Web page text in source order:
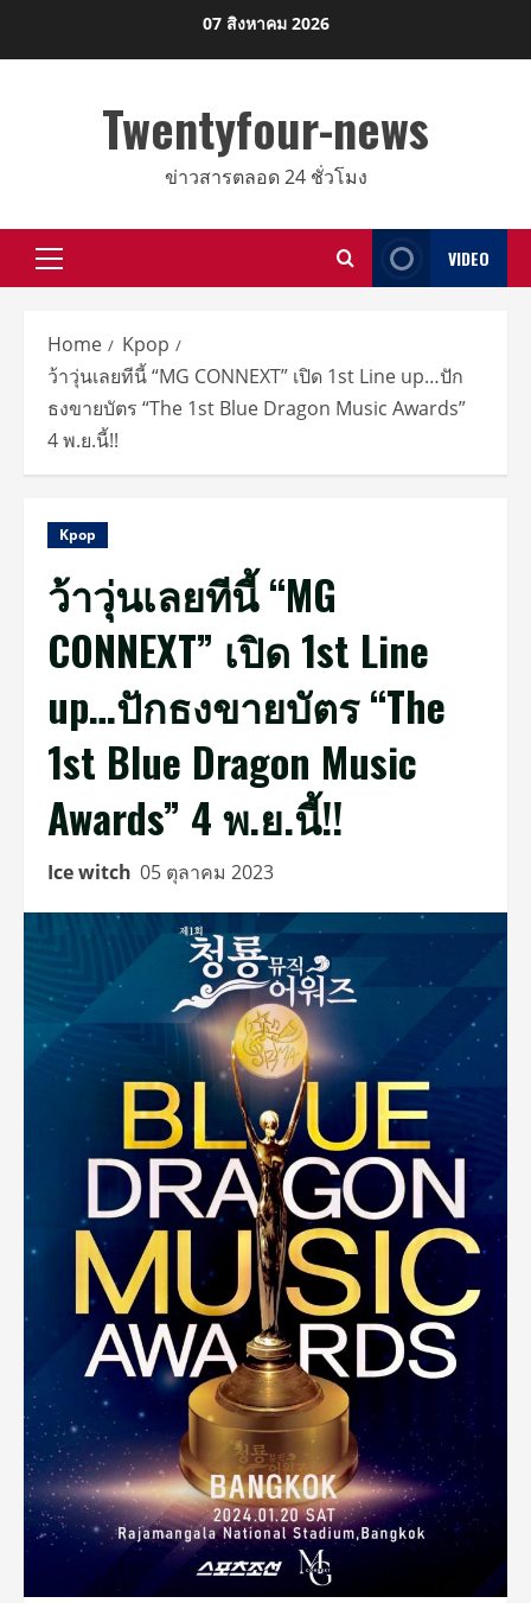
07 สิงหาคม 2026
Twentyfour-news
ข่าวสารตลอด 24 ชั่วโมง
Primary
VIDEO
Home
Kpop
ว้าวุ่นเลยทีนี้ “MG CONNEXT” เปิด 1st Line up…ปัก
ธงขายบัตร “The 1st Blue Dragon Music Awards”
4 พ.ย.นี้!!
Kpop
ว้าวุ่นเลยทีนี้ “MG
CONNEXT” เปิด 1st Line
up…ปักธงขายบัตร “The
1st Blue Dragon Music
Awards” 4 พ.ย.นี้!!
Ice witch 05 ตุลาคม 2023